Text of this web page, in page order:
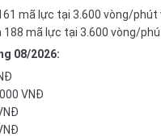
mã lực tại 3.600 vòng/
188 mã lực tại 3.600 vòng/
08/2026:
VNĐ